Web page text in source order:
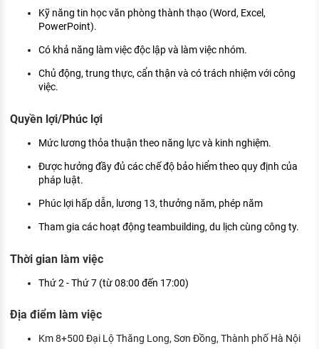
Kỹ năng tin học văn phòng thành thạo (Word, Excel,
PowerPoint).
Có khả năng làm việc độc lập và làm việc nhóm.
Chủ động, trung thực, cẩn thận và có trách nhiệm với công
việc.
Quyền lợi/Phúc lợi
Mức lương thỏa thuận theo năng lực và kinh nghiệm.
Được hưởng đầy đủ các chế độ bảo hiểm theo quy định của
pháp luật.
Phúc lợi hấp dẫn, lương 13, thưởng năm, phép năm
Tham gia các hoạt động teambuilding, du lịch cùng công ty.
Thời gian làm việc
Thứ 2 - Thứ 7 (từ 08:00 đến 17:00)
Địa điểm làm việc
Km 8+500 Đại Lộ Thăng Long, Sơn Đồng, Thành phố Hà Nội